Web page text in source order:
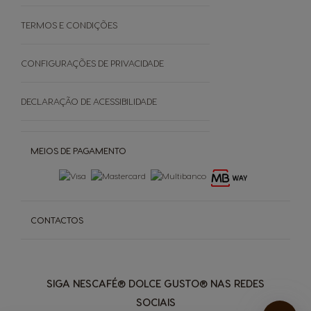
SOBRE
Cápsulas Castanhas
SIGA NESCAFÉ® DOLCE GUSTO® NAS REDES
SOCIAIS
MEIOS DE PAGAMENTO
CONTACTOS
TERMOS E CONDIÇÕES
CONFIGURAÇÕES DE PRIVACIDADE
DECLARAÇÃO DE ACESSIBILIDADE